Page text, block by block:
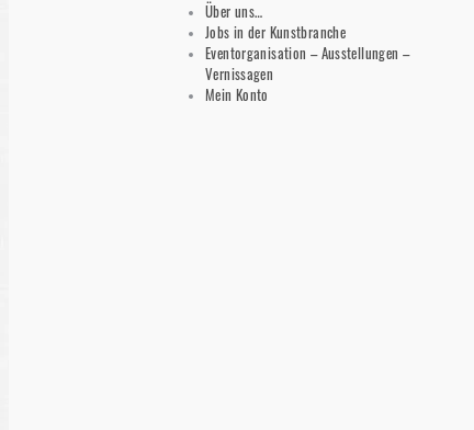
Über uns…
Jobs in der Kunstbranche
Eventorganisation – Ausstellungen –
Vernissagen
Mein Konto